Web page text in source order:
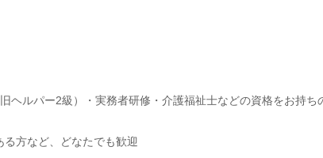
ヘルパー2級）・実務者研修・介護福祉士などの資格をお持ち
方など、どなたでも歓迎